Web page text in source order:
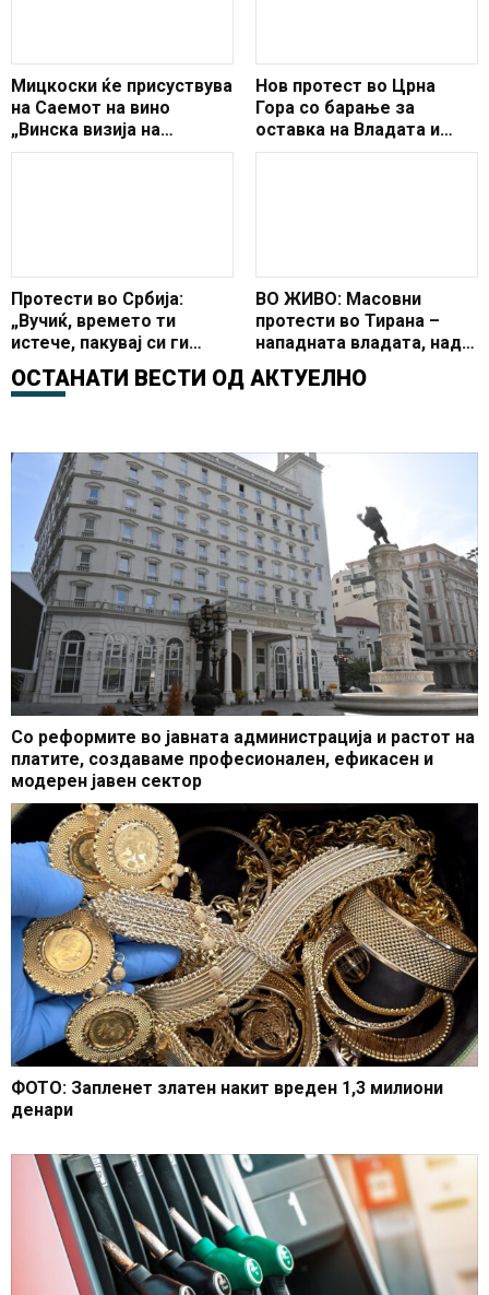
Мицкоски ќе присуствува
на Саемот на вино
„Винска визија на
Отворен Балкан“ во
Нов протест во Црна
Гора со барање за
оставка на Владата и
Претседателот
Протести во Србија:
„Вучиќ, времето ти
истече, пакувај си ги
куферите“!
ВО ЖИВО: Масовни
протести во Тирана –
нападната владата, над
зградата има
снајперисти
ОСТАНАТИ ВЕСТИ ОД АКТУЕЛНО
Со реформите во јавната администрација и растот на
платите, создаваме професионален, ефикасен и
модерен јавен сектор
ФОТО: Запленет златен накит вреден 1,3 милиони
денари